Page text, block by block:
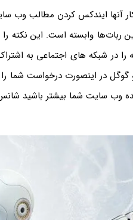
آنها ایندکس کردن مطالب وب
ربات‌ها وابسته است. این نکته
در شبکه های اجتماعی به اشتراک
در اینصورت درخواست شما
وب سایت شما بیشتر باشید